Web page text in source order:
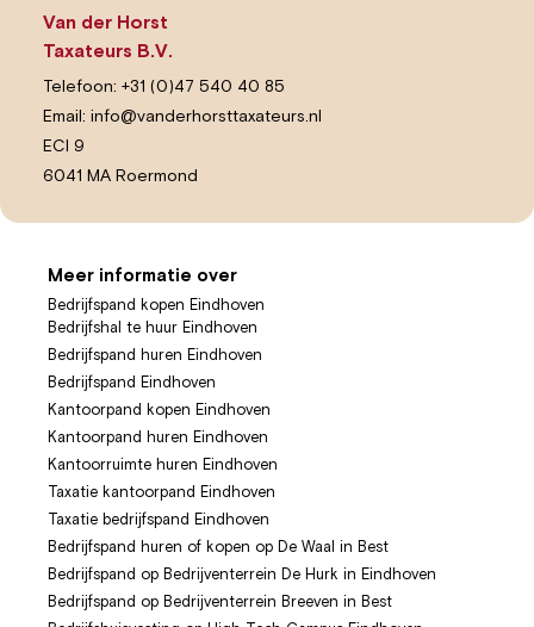
Van der Horst
Taxateurs B.V.
Telefoon: +31 (0)47 540 40 85
Email: info@vanderhorsttaxateurs.nl
ECI 9
6041 MA Roermond
Meer informatie over
Bedrijfspand kopen Eindhoven
Bedrijfshal te huur Eindhoven
Bedrijfspand huren Eindhoven
Bedrijfspand Eindhoven
Kantoorpand kopen Eindhoven
Kantoorpand huren Eindhoven
Kantoorruimte huren Eindhoven
Taxatie kantoorpand Eindhoven
Taxatie bedrijfspand Eindhoven
Bedrijfspand huren of kopen op De Waal in Best
Bedrijfspand op Bedrijventerrein De Hurk in Eindhoven
Bedrijfspand op Bedrijventerrein Breeven in Best